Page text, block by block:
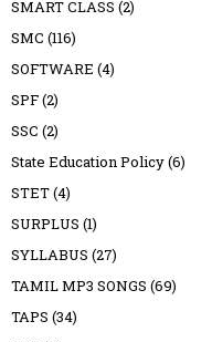
SMART CLASS (2)
SMC (116)
SOFTWARE (4)
SPF(2)
SSC (2)
State Education Policy(6)
STET(4)
SURPLUS (1)
SYLLABUS (27)
TAMIL MP3 SONGS (69)
TAPS (34)